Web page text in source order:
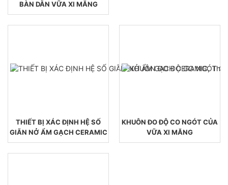
BÀN DẰN VỮA XI MĂNG
THIẾT BỊ XÁC ĐỊNH HỆ SỐ
GIÃN NỞ ẨM GẠCH CERAMIC
KHUÔN ĐO ĐỘ CO NGÓT CỦA
VỮA XI MĂNG